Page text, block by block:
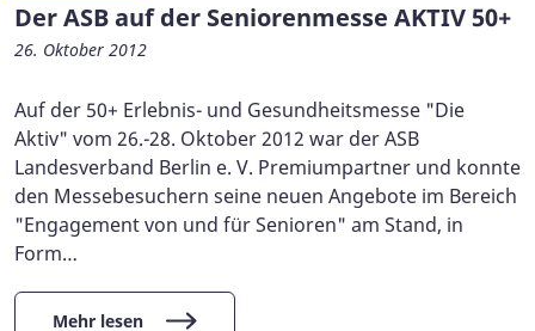
Der ASB auf der Seniorenmesse AKTIV 50+
26. Oktober 2012
Auf der 50+ Erlebnis- und Gesundheitsmesse "Die
Aktiv" vom 26.-28. Oktober 2012 war der ASB
Landesverband Berlin e. V. Premiumpartner und konnte
den Messebesuchern seine neuen Angebote im Bereich
"Engagement von und für Senioren" am Stand, in
Form…
Mehr lesen